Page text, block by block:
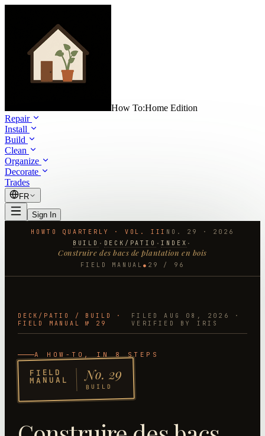
How To:Home Edition
Repair
Install
Build
Clean
Organize
Decorate
Trades
FR
Sign In
HOWTO QUARTERLY · VOL. III NO. 29 · 2026
BUILD · DECK/PATIO ·INDEX ·
Construire des bacs de plantation en bois
FIELD MANUAL● 29 / 96
DECK/PATIO / BUILD
·
FIELD MANUAL № 29
FILEDAUG 08, 2026
·
VERIFIED BY IRIS
A HOW-TO , IN 8 STEPS
FIELD
MANUAL No.29
BUILD